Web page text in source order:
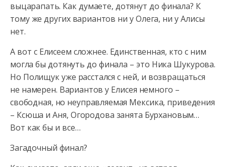
выцарапать. Как думаете, дотянут до финала? К
тому же других вариантов ни у Олега, ни у Алисы
нет.
А вот с Елисеем сложнее. Единственная, кто с ним
могла бы дотянуть до финала – это Ника Шукурова.
Но Полищук уже расстался с ней, и возвращаться
не намерен. Вариантов у Елисея немного –
свободная, но неуправляемая Мексика, приведения
– Ксюша и Аня, Огородова занята Бурхановым…
Вот как бы и все…
Загадочный финал?